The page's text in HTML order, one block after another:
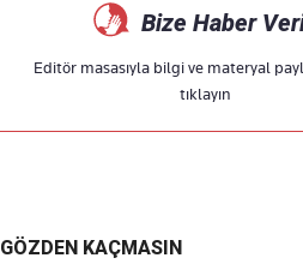
Bize Haber
Editör masasıyla bilgi ve materyal
tıklayın
GÖZDEN KAÇMASIN